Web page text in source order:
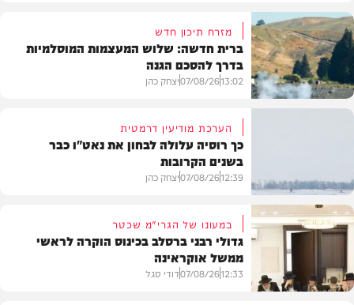
מזרח תיכון חדש
ברית חדשה: שלוש המעצמות המוסלמיות
בדרך להסכם הגנה
13:02
07/08/26יצחק כהן
הערכת מודיעין דרמטית
כך רוסיה עלולה לבחון את נאט"ו כבר
בשנים הקרובות
12:39
07/08/26יצחק כהן
במעונו של הגרי"מ שכטר
גדולי רבני ברסלב בכינוס הוקרה לראשי
ממשל אוקראינה
12:33
07/08/26דודי סגל